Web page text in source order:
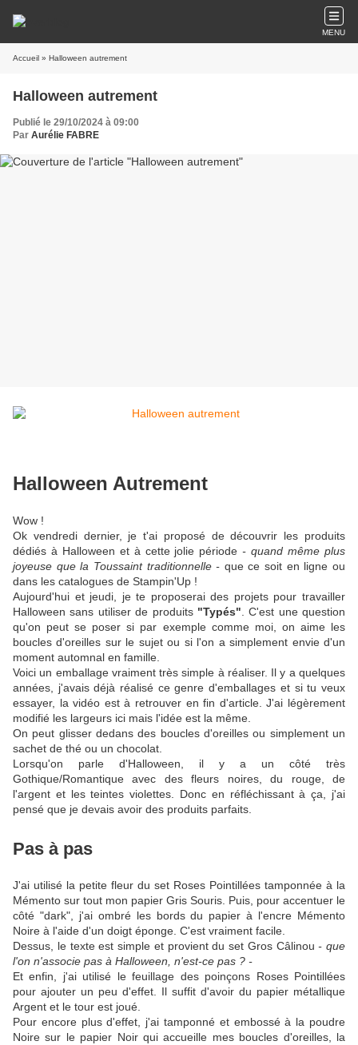
MENU
Accueil » Halloween autrement
Halloween autrement
Publié le 29/10/2024 à 09:00
Par Aurélie FABRE
Halloween Autrement
Wow !
Ok vendredi dernier, je t'ai proposé de découvrir les produits
dédiés à Halloween et à cette jolie période- quand même plus
joyeuse que la Toussaint traditionnelle - que ce soit en ligne ou
dans les catalogues de Stampin'Up !
Aujourd'hui et jeudi, je te proposerai des projets pour travailler
Halloween sans utiliser de produits "Typés" . C'est une question
qu'on peut se poser si par exemple comme moi, on aime les
boucles d'oreilles sur le sujet ou si l'on a simplement envie d'un
moment automnal en famille.
Voici un emballage vraiment très simple à réaliser. Il y a quelques
années, j'avais déjà réalisé ce genre d'emballages et si tu veux
essayer, la vidéo est à retrouver en fin d'article. J'ai légèrement
modifié les largeurs ici mais l'idée est la même.
On peut glisser dedans des boucles d'oreilles ou simplement un
sachet de thé ou un chocolat.
Lorsqu'on parle d'Halloween, il y a un côté très
Gothique/Romantique avec des fleurs noires, du rouge, de
l'argent et les teintes violettes. Donc en réfléchissant à ça, j'ai
pensé que je devais avoir des produits parfaits.
Pas à pas
J'ai utilisé la petite fleur du set Roses Pointillées tamponnée à la
Mémento sur tout mon papier Gris Souris. Puis, pour accentuer le
côté "dark", j'ai ombré les bords du papier à l'encre Mémento
Noire à l'aide d'un doigt éponge. C'est vraiment facile.
Dessus, le texte est simple et provient du set Gros Câlinou- que
l'on n'associe pas à Halloween, n'est-ce pas ? -
Et enfin, j'ai utilisé le feuillage des poinçons Roses Pointillées
pour ajouter un peu d'effet. Il suffit d'avoir du papier métallique
Argent et le tour est joué.
Pour encore plus d'effet, j'ai tamponné et embossé à la poudre
Noire sur le papier Noir qui accueille mes boucles d'oreilles, la